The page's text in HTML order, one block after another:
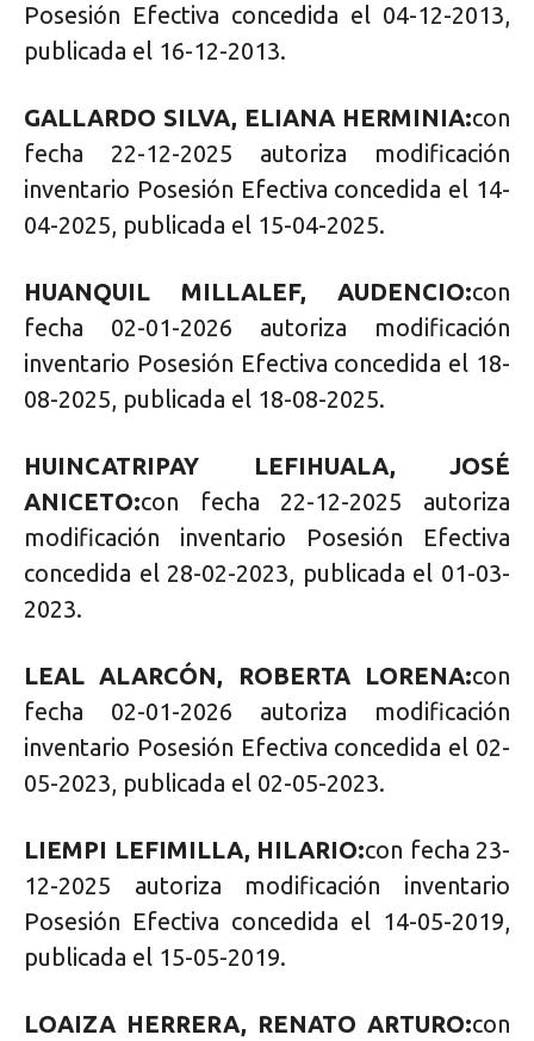
Posesión Efectiva concedida el 04-12-2013,
publicada el 16-12-2013.
GALLARDO SILVA, ELIANA HERMINIA:con
fecha 22-12-2025 autoriza modificación
inventario Posesión Efectiva concedida el 14-
04-2025, publicada el 15-04-2025.
HUANQUIL MILLALEF, AUDENCIO:con
fecha 02-01-2026 autoriza modificación
inventario Posesión Efectiva concedida el 18-
08-2025, publicada el 18-08-2025.
HUINCATRIPAY LEFIHUALA, JOSÉ
ANICETO:con fecha 22-12-2025 autoriza
modificación inventario Posesión Efectiva
concedida el 28-02-2023, publicada el 01-03-
2023.
LEAL ALARCÓN, ROBERTA LORENA:con
fecha 02-01-2026 autoriza modificación
inventario Posesión Efectiva concedida el 02-
05-2023, publicada el 02-05-2023.
LIEMPI LEFIMILLA, HILARIO:con fecha 23-
12-2025 autoriza modificación inventario
Posesión Efectiva concedida el 14-05-2019,
publicada el 15-05-2019.
LOAIZA HERRERA, RENATO ARTURO:con